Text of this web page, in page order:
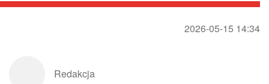
2026-05-15 14:34
Redakcja